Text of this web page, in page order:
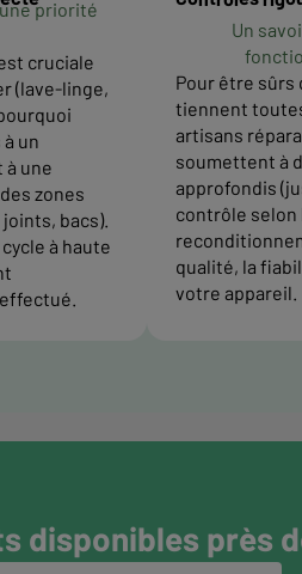
priorité
cruciale
(lave-linge,
un
une
zones
bacs).
à haute
Un
Pour être sûrs
tiennent
artisans
soumettent à
approfondis
contrôle selon
qualité, la
votre appareil.
disponibles près